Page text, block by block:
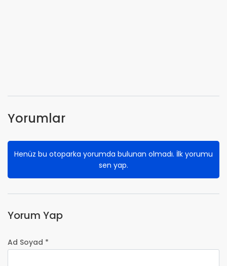
Yorumlar
Henüz bu otoparka yorumda bulunan olmadı. İlk yorumu
sen yap.
Yorum Yap
Ad Soyad *